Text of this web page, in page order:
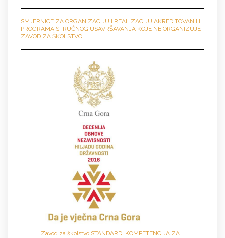
SMJERNICE ZA ORGANIZACIJU I REALIZACIJU AKREDITOVANIH
PROGRAMA STRUČNOG USAVRŠAVANJA KOJE NE ORGANIZUJE
ZAVOD ZA ŠKOLSTVO
Zavod za školstvo STANDARDI KOMPETENCIJA ZA